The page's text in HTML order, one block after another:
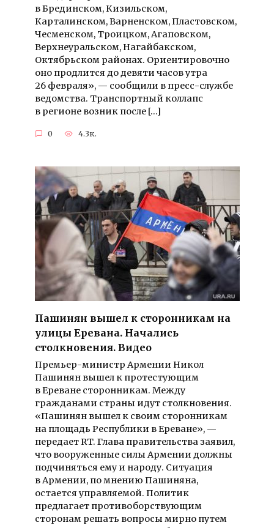
в Брединском, Кизильском,
Карталинском, Варненском, Пластовском,
Чесменском, Троицком, Агаповском,
Верхнеуральском, Нагайбакском,
Октябрьском районах. Ориентировочно
оно продлится до девяти часов утра
26 февраля», — сообщили в пресс-службе
ведомства. Транспортный коллапс
в регионе возник после […]
0 4.3к.
Пашинян вышел к сторонникам на
улицы Еревана. Начались
столкновения. Видео
Премьер-министр Армении Никол
Пашинян вышел к протестующим
в Ереване сторонникам. Между
гражданами страны идут столкновения.
«Пашинян вышел к своим сторонникам
на площадь Республики в Ереване», —
передает RT. Глава правительства заявил,
что вооруженные силы Армении должны
подчиняться ему и народу. Ситуация
в Армении, по мнению Пашиняна,
остается управляемой. Политик
предлагает противоборствующим
сторонам решать вопросы мирно путем